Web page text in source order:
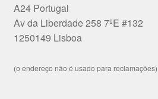
A24 Portugal
Av da Liberdade 258 7ºE #132
1250149 Lisboa
(o endereço não é usado para reclamações)